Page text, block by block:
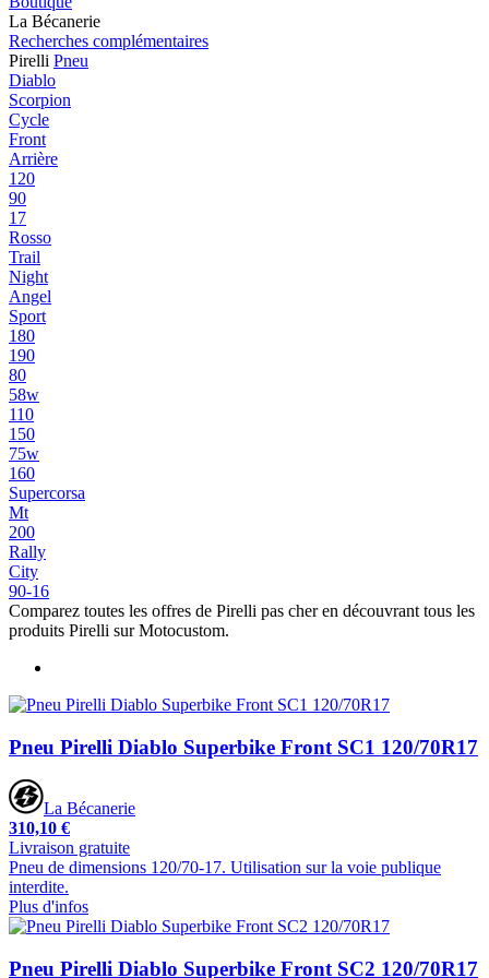
La Bécanerie
Recherches complémentaires
Pirelli Pneu
Diablo
Scorpion
Cycle
Front
Arrière
120
90
17
Rosso
Trail
Night
Angel
Sport
180
190
80
58w
110
150
75w
160
Supercorsa
Mt
200
Rally
City
90-16
Comparez toutes les offres de Pirelli pas cher en découvrant tous les
produits Pirelli sur Motocustom.
Pneu Pirelli Diablo Superbike Front SC1 120/70R17
La Bécanerie
310,10 €
Livraison gratuite
Pneu de dimensions 120/70-17. Utilisation sur la voie publique
interdite.
Plus d'infos
Pneu Pirelli Diablo Superbike Front SC2 120/70R17